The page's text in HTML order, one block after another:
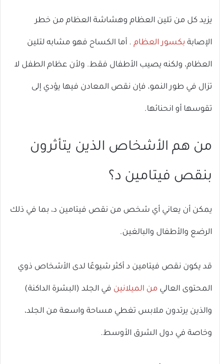
يزيد كل من تلين العظام وهشاشة العظام من خطر
الإصابة بكسور العظام . أما الكساح فهو مشابه لتلين
العظام، ولكنه يصيب الأطفال فقط. ولأن عظام الطفل لا
تزال في طور النمو، فإن نقص المعادن فيها يؤدي إلى
تقوسها أو انحنائها.
من هم الأشخاص الذين يتأثرون
بنقص فيتامين د؟
يمكن أن يعاني أي شخص من نقص فيتامين د، بما في ذلك
الرضع والأطفال والبالغين.
قد يكون نقص فيتامين د أكثر شيوعًا لدى الأشخاص ذوي
المحتوى العالي من الميلانين في الجلد (البشرة الداكنة)
والذين يرتدون ملابس تغطي مساحة واسعة من الجلد،
وخاصة في دول الشرق الأوسط.